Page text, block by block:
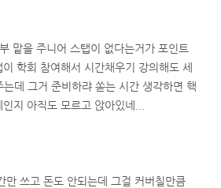
맡을 주니어 스탭이 없다는거가 포인트
학회 참여해서 시간채우기 강의해도 세
데 그거 준비하랴 쏟는 시간 생각하면 핵
지 아직도 모르고 앉아있네...
만 쓰고 돈도 안되는데 그걸 커버칠만큼